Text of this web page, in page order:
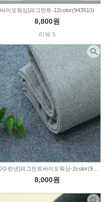
바이오워싱]피그먼트-12color(943510)
8,800원
리뷰 5
10수린넨]피그먼트바이오워싱-2color(968678)
8,000원